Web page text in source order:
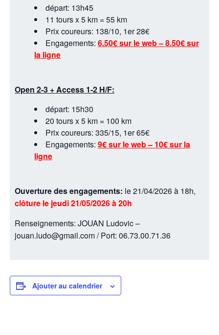
départ: 13h45
11 tours x 5 km = 55 km
Prix coureurs: 138/10, 1er 28€
Engagements: 6.50€ sur le web – 8.50€ sur
la ligne
Open 2-3 + Access 1-2 H/F:
départ: 15h30
20 tours x 5 km = 100 km
Prix coureurs: 335/15, 1er 65€
Engagements: 9€ sur le web – 10€ sur la
ligne
Ouverture des engagements: le 21/04/2026 à 18h,
clôture le jeudi 21/05/2026 à 20h
Renseignements: JOUAN Ludovic –
jouan.ludo@gmail.com / Port: 06.73.00.71.36
Ajouter au calendrier